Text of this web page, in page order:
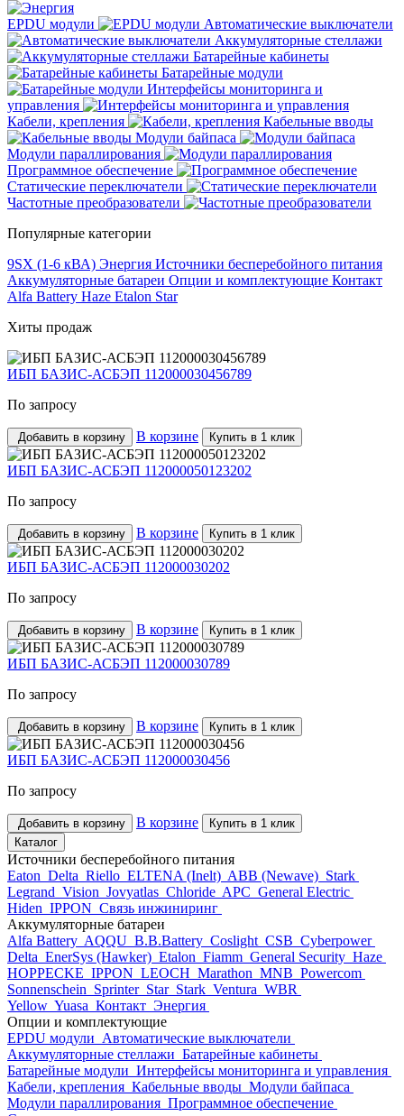
EPDU модули
Автоматические выключатели
Аккумуляторные стеллажи
Батарейные кабинеты
Батарейные модули
Интерфейсы мониторинга и
управления
Кабели, крепления
Кабельные вводы
Модули байпаса
Модули параллирования
Программное обеспечение
Статические переключатели
Частотные преобразователи
Популярные категории
9SX (1-6 кВА) Энергия Источники бесперебойного питания
Аккумуляторные батареи Опции и комплектующие Контакт
Alfa Battery Haze Etalon Star
Хиты продаж
ИБП БАЗИС-АСБЭП 112000030456789
По запросу
Добавить в корзину В корзине Купить в 1 клик
ИБП БАЗИС-АСБЭП 112000050123202
По запросу
Добавить в корзину В корзине Купить в 1 клик
ИБП БАЗИС-АСБЭП 112000030202
По запросу
Добавить в корзину В корзине Купить в 1 клик
ИБП БАЗИС-АСБЭП 112000030789
По запросу
Добавить в корзину В корзине Купить в 1 клик
ИБП БАЗИС-АСБЭП 112000030456
По запросу
Добавить в корзину В корзине
Купить в 1 клик
Каталог
Источники бесперебойного питания
Eaton Delta Riello ELTENA (Inelt) ABB (Newave) Stark
Legrand Vision Jovyatlas Chloride APC General Electric
Hiden IPPON Связь инжиниринг
Аккумуляторные батареи
Alfa Battery AQQU B.B.Battery Coslight CSB Cyberpower
Delta EnerSys (Hawker) Etalon Fiamm General Security Haze
HOPPECKE IPPON LEOCH Marathon MNB Powercom
Sonnenschein Sprinter Star Stark Ventura WBR
Yellow Yuasa Контакт Энергия
Опции и комплектующие
EPDU модули Автоматические выключатели
Аккумуляторные стеллажи Батарейные кабинеты
Батарейные модули Интерфейсы мониторинга и управления
Кабели, крепления Кабельные вводы Модули байпаса
Модули параллирования Программное обеспечение